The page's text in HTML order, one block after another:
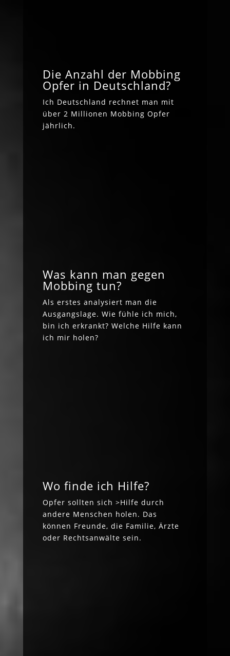
Die Anzahl der Mobbing
Opfer in Deutschland?
Ich Deutschland rechnet man mit
über 2 Millionen Mobbing Opfer
jährlich.
Was kann man gegen
Mobbing tun?
Als erstes analysiert man die
Ausgangslage. Wie fühle ich mich,
bin ich erkrankt? Welche Hilfe kann
ich mir holen?
Wo finde ich Hilfe?
Opfer sollten sich >Hilfe durch
andere Menschen holen. Das
können Freunde, die Familie, Ärzte
oder Rechtsanwälte sein.